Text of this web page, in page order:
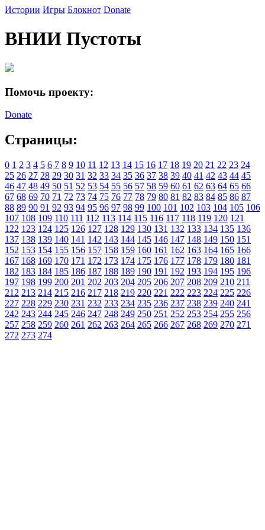
Истории Игры Блокнот Donate
ВНИИ Пустоты
Помочь проекту:
Donate
Страницы:
0 1 2 3 4 5 6 7 8 9 10 11 12 13 14 15 16 17 18 19 20 21 22 23 24
25 26 27 28 29 30 31 32 33 34 35 36 37 38 39 40 41 42 43 44 45
46 47 48 49 50 51 52 53 54 55 56 57 58 59 60 61 62 63 64 65 66
67 68 69 70 71 72 73 74 75 76 77 78 79 80 81 82 83 84 85 86 87
88 89 90 91 92 93 94 95 96 97 98 99 100 101 102 103 104 105 106
107 108 109 110 111 112 113 114 115 116 117 118 119 120 121
122 123 124 125 126 127 128 129 130 131 132 133 134 135 136
137 138 139 140 141 142 143 144 145 146 147 148 149 150 151
152 153 154 155 156 157 158 159 160 161 162 163 164 165 166
167 168 169 170 171 172 173 174 175 176 177 178 179 180 181
182 183 184 185 186 187 188 189 190 191 192 193 194 195 196
197 198 199 200 201 202 203 204 205 206 207 208 209 210 211
212 213 214 215 216 217 218 219 220 221 222 223 224 225 226
227 228 229 230 231 232 233 234 235 236 237 238 239 240 241
242 243 244 245 246 247 248 249 250 251 252 253 254 255 256
257 258 259 260 261 262 263 264 265 266 267 268 269 270 271
272 273 274